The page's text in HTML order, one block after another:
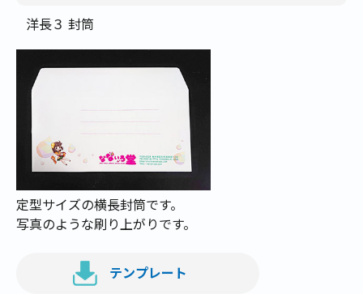
洋長３ 封筒
定型サイズの横長封筒です。
写真のような刷り上がりです。
テンプレート